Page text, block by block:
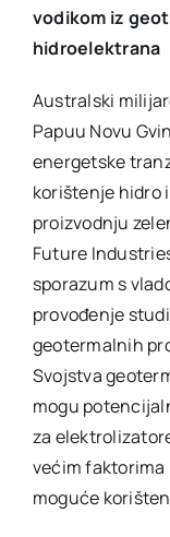
vodikom iz
hidroelektrana
Australski
Papuu Novu
energetske
korištenje hidro
proizvodnju
Future
sporazum s
provođenje
geotermalnih
Svojstva
mogu
za
većim faktorima
moguće